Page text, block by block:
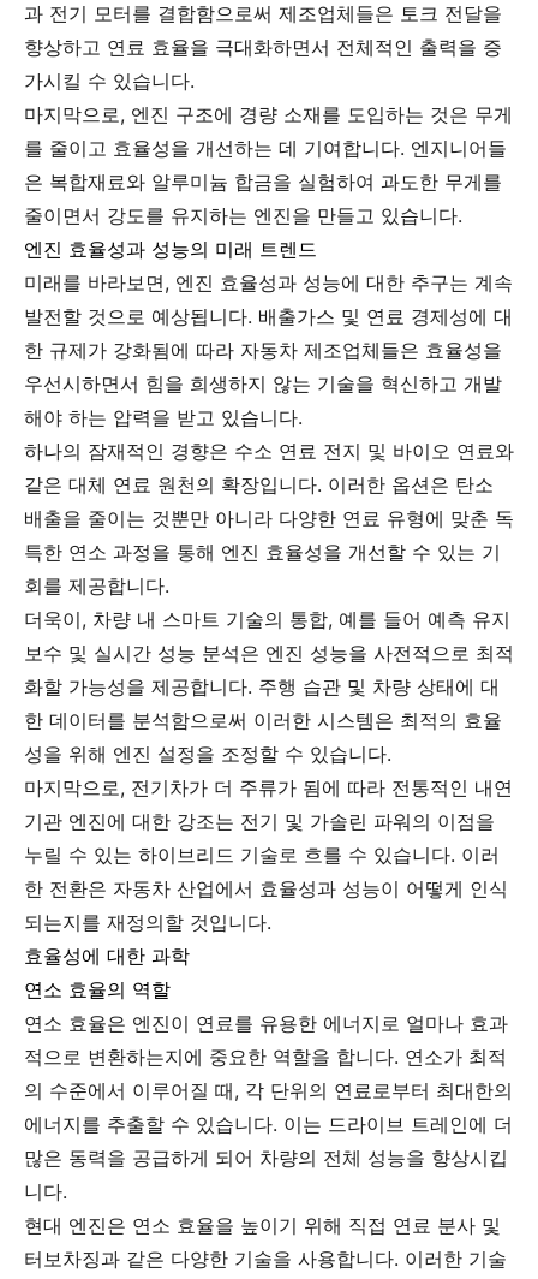
과 전기 모터를 결합함으로써 제조업체들은 토크 전달을
향상하고 연료 효율을 극대화하면서 전체적인 출력을 증
가시킬 수 있습니다.
마지막으로, 엔진 구조에 경량 소재를 도입하는 것은 무게
를 줄이고 효율성을 개선하는 데 기여합니다. 엔지니어들
은 복합재료와 알루미늄 합금을 실험하여 과도한 무게를
줄이면서 강도를 유지하는 엔진을 만들고 있습니다.
엔진 효율성과 성능의 미래 트렌드
미래를 바라보면, 엔진 효율성과 성능에 대한 추구는 계속
발전할 것으로 예상됩니다. 배출가스 및 연료 경제성에 대
한 규제가 강화됨에 따라 자동차 제조업체들은 효율성을
우선시하면서 힘을 희생하지 않는 기술을 혁신하고 개발
해야 하는 압력을 받고 있습니다.
하나의 잠재적인 경향은 수소 연료 전지 및 바이오 연료와
같은 대체 연료 원천의 확장입니다. 이러한 옵션은 탄소
배출을 줄이는 것뿐만 아니라 다양한 연료 유형에 맞춘 독
특한 연소 과정을 통해 엔진 효율성을 개선할 수 있는 기
회를 제공합니다.
더욱이, 차량 내 스마트 기술의 통합, 예를 들어 예측 유지
보수 및 실시간 성능 분석은 엔진 성능을 사전적으로 최적
화할 가능성을 제공합니다. 주행 습관 및 차량 상태에 대
한 데이터를 분석함으로써 이러한 시스템은 최적의 효율
성을 위해 엔진 설정을 조정할 수 있습니다.
마지막으로, 전기차가 더 주류가 됨에 따라 전통적인 내연
기관 엔진에 대한 강조는 전기 및 가솔린 파워의 이점을
누릴 수 있는 하이브리드 기술로 흐를 수 있습니다. 이러
한 전환은 자동차 산업에서 효율성과 성능이 어떻게 인식
되는지를 재정의할 것입니다.
효율성에 대한 과학
연소 효율의 역할
연소 효율은 엔진이 연료를 유용한 에너지로 얼마나 효과
적으로 변환하는지에 중요한 역할을 합니다. 연소가 최적
의 수준에서 이루어질 때, 각 단위의 연료로부터 최대한의
에너지를 추출할 수 있습니다. 이는 드라이브 트레인에 더
많은 동력을 공급하게 되어 차량의 전체 성능을 향상시킵
니다.
현대 엔진은 연소 효율을 높이기 위해 직접 연료 분사 및
터보차징과 같은 다양한 기술을 사용합니다. 이러한 기술